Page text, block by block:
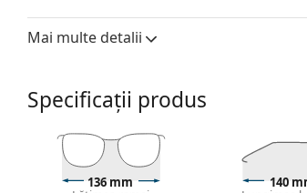
Lentile ochelari de soare
Lentilele gri reduc intensitatea
nuanța cea mai deschisă. Cea mai
directe, iar cea mai deschisă din
lentilelor asigură o mai bună
permite o vedere mai clară în
superioară.
Mai multe detalii
Specificații produs
136 mm 140